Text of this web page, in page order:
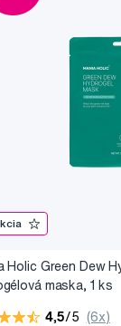
Holic Green Dew
maska, 1 ks
4,5/5 (6x)